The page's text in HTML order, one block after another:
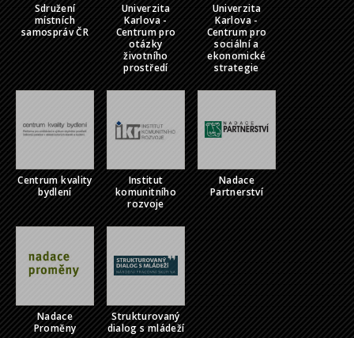
Sdružení
místních
samospráv ČR
Univerzita
Karlova -
Centrum pro
otázky
životního
prostředí
Univerzita
Karlova -
Centrum pro
sociální a
ekonomické
strategie
Centrum kvality
bydlení
Institut
komunitního
rozvoje
Nadace
Partnerství
Nadace
Proměny
Strukturovaný
dialog s mládeží